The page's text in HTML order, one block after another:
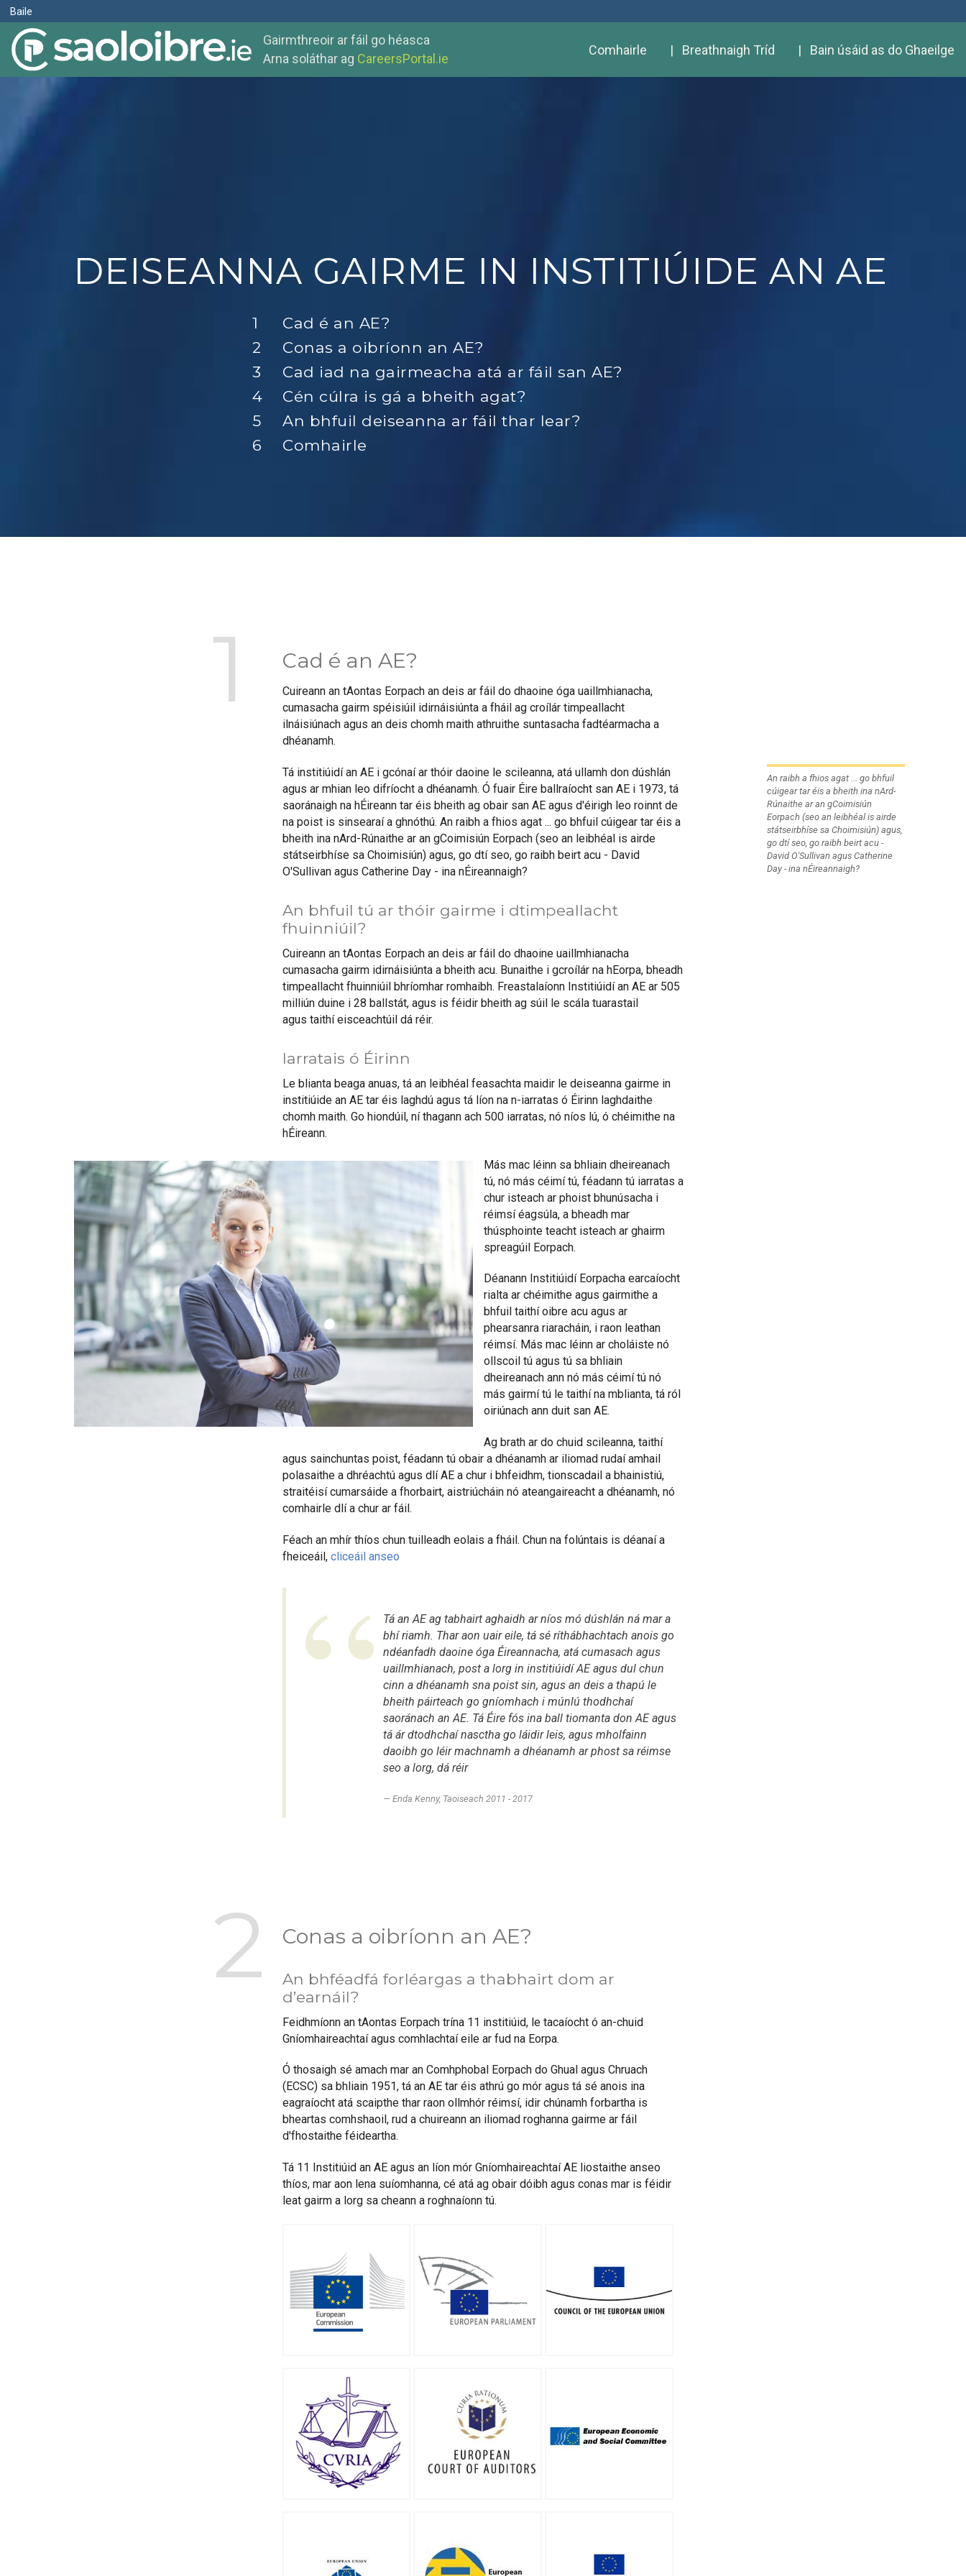
Baile
Gairmthreoir ar fáil go héasca
Arna soláthar ag CareersPortal.ie
Comhairle | Breathnaigh Tríd | Bain úsáid as do Ghaeilge
DEISEANNA GAIRME IN INSTITIÚIDE AN AE
Cad é an AE?
Conas a oibríonn an AE?
Cad iad na gairmeacha atá ar fáil san AE?
Cén cúlra is gá a bheith agat?
An bhfuil deiseanna ar fáil thar lear?
Comhairle
1 Cad é an AE?
Cuireann an tAontas Eorpach an deis ar fáil do dhaoine óga uaillmhianacha,
cumasacha gairm spéisiúil idirnáisiúnta a fháil ag croílár timpeallacht
ilnáisiúnach agus an deis chomh maith athruithe suntasacha fadtéarmacha a
dhéanamh.
An raibh a fhios agat ... go bhfuil
cúigear tar éis a bheith ina nArd-
Rúnaithe ar an gCoimisiún
Eorpach (seo an leibhéal is airde
státseirbhíse sa Choimisiún) agus,
go dtí seo, go raibh beirt acu -
David O'Sullivan agus Catherine
Day - ina nÉireannaigh?
Tá institiúidí an AE i gcónaí ar thóir daoine le scileanna, atá ullamh don dúshlán
agus ar mhian leo difríocht a dhéanamh. Ó fuair Éire ballraíocht san AE i 1973, tá
saoránaigh na hÉireann tar éis bheith ag obair san AE agus d'éirigh leo roinnt de
na poist is sinsearaí a ghnóthú. An raibh a fhios agat ... go bhfuil cúigear tar éis a
bheith ina nArd-Rúnaithe ar an gCoimisiún Eorpach (seo an leibhéal is airde
státseirbhíse sa Choimisiún) agus, go dtí seo, go raibh beirt acu - David
O'Sullivan agus Catherine Day - ina nÉireannaigh?
An bhfuil tú ar thóir gairme i dtimpeallacht
fhuinniúil?
Cuireann an tAontas Eorpach an deis ar fáil do dhaoine uaillmhianacha
cumasacha gairm idirnáisiúnta a bheith acu. Bunaithe i gcroílár na hEorpa, bheadh
timpeallacht fhuinniúil bhríomhar romhaibh. Freastalaíonn Institiúidí an AE ar 505
milliún duine i 28 ballstát, agus is féidir bheith ag súil le scála tuarastail
agus taithí eisceachtúil dá réir.
Iarratais ó Éirinn
Le blianta beaga anuas, tá an leibhéal feasachta maidir le deiseanna gairme in
institiúide an AE tar éis laghdú agus tá líon na n-iarratas ó Éirinn laghdaithe
chomh maith. Go hiondúil, ní thagann ach 500 iarratas, nó níos lú, ó chéimithe na
hÉireann.
Más mac léinn sa bhliain dheireanach
tú, nó más céimí tú, féadann tú iarratas a
chur isteach ar phoist bhunúsacha i
réimsí éagsúla, a bheadh mar
thúsphointe teacht isteach ar ghairm
spreagúil Eorpach.
Déanann Institiúidí Eorpacha earcaíocht
rialta ar chéimithe agus gairmithe a
bhfuil taithí oibre acu agus ar
phearsanra riaracháin, i raon leathan
réimsí. Más mac léinn ar choláiste nó
ollscoil tú agus tú sa bhliain
dheireanach ann nó más céimí tú nó
más gairmí tú le taithí na mblianta, tá ról
oiriúnach ann duit san AE.
Ag brath ar do chuid scileanna, taithí
agus sainchuntas poist, féadann tú obair a dhéanamh ar iliomad rudaí amhail
polasaithe a dhréachtú agus dlí AE a chur i bhfeidhm, tionscadail a bhainistiú,
straitéisí cumarsáide a fhorbairt, aistriúcháin nó ateangaireacht a dhéanamh, nó
comhairle dlí a chur ar fáil.
Féach an mhír thíos chun tuilleadh eolais a fháil. Chun na folúntais is déanaí a
fheiceáil, cliceáil anseo
Tá an AE ag tabhairt aghaidh ar níos mó dúshlán ná mar a
bhí riamh. Thar aon uair eile, tá sé ríthábhachtach anois go
ndéanfadh daoine óga Éireannacha, atá cumasach agus
uaillmhianach, post a lorg in institiúidí AE agus dul chun
cinn a dhéanamh sna poist sin, agus an deis a thapú le
bheith páirteach go gníomhach i múnlú thodhchaí
saoránach an AE. Tá Éire fós ina ball tiomanta don AE agus
tá ár dtodhchaí nasctha go láidir leis, agus mholfainn
daoibh go léir machnamh a dhéanamh ar phost sa réimse
seo a lorg, dá réir
Enda Kenny, Taoiseach 2011 - 2017
2 Conas a oibríonn an AE?
An bhféadfá forléargas a thabhairt dom ar
d’earnáil?
Feidhmíonn an tAontas Eorpach trína 11 institiúid, le tacaíocht ó an-chuid
Gníomhaireachtaí agus comhlachtaí eile ar fud na Eorpa.
Ó thosaigh sé amach mar an Comhphobal Eorpach do Ghual agus Chruach
(ECSC) sa bhliain 1951, tá an AE tar éis athrú go mór agus tá sé anois ina
eagraíocht atá scaipthe thar raon ollmhór réimsí, idir chúnamh forbartha is
bheartas comhshaoil, rud a chuireann an iliomad roghanna gairme ar fáil
d'fhostaithe féideartha.
Tá 11 Institiúid an AE agus an líon mór Gníomhaireachtaí AE liostaithe anseo
thíos, mar aon lena suíomhanna, cé atá ag obair dóibh agus conas mar is féidir
leat gairm a lorg sa cheann a roghnaíonn tú.